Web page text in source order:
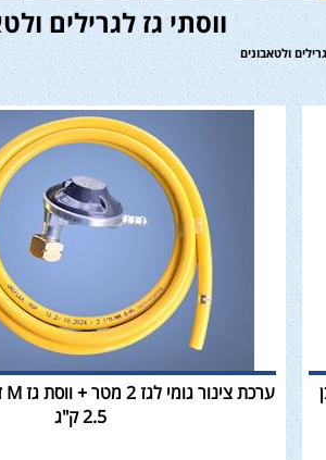
ווסתי גז לגרילים
ולטאבונים
2.5 ק"ג